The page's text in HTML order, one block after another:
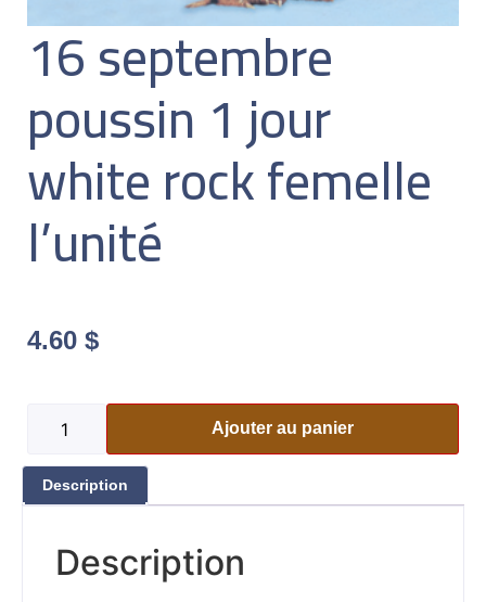
16 septembre
poussin 1 jour
white rock femelle
l’unité
4.60 $
Ajouter au panier
Description
Description